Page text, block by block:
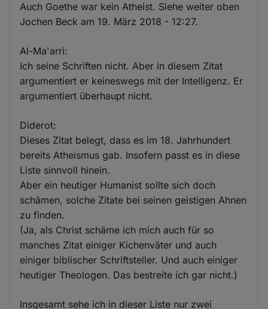
Auch Goethe war kein Atheist. Siehe weiter oben
Jochen Beck am 19. März 2018 - 12:27.
Al-Ma'arri:
Ich seine Schriften nicht. Aber in diesem Zitat
argumentiert er keineswegs mit der Intelligenz. Er
argumentiert überhaupt nicht.
Diderot:
Dieses Zitat belegt, dass es im 18. Jahrhundert
bereits Atheismus gab. Insofern passt es in diese
Liste sinnvoll hinein.
Aber ein heutiger Humanist sollte sich doch
schämen, solche Zitate bei seinen geistigen Ahnen
zu finden.
(Ja, als Christ schäme ich mich auch für so
manches Zitat einiger Kichenväter und auch
einiger biblischer Schriftsteller. Und auch einiger
heutiger Theologen. Das bestreite ich gar nicht.)
Insgesamt sehe ich in dieser Liste nur zwei